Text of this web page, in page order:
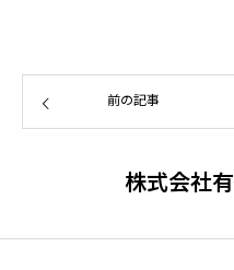
前の記事
株式会社